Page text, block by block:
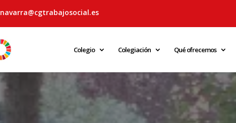
navarra@cgtrabajosocial.es
Colegio Colegiación Qué ofrecemos